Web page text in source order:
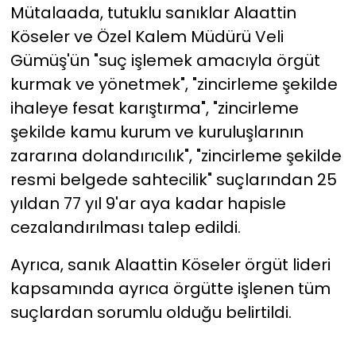
Mütalaada, tutuklu sanıklar Alaattin
Köseler ve Özel Kalem Müdürü Veli
Gümüş'ün "suç işlemek amacıyla örgüt
kurmak ve yönetmek", "zincirleme şekilde
ihaleye fesat karıştırma", "zincirleme
şekilde kamu kurum ve kuruluşlarının
zararına dolandırıcılık", "zincirleme şekilde
resmi belgede sahtecilik" suçlarından 25
yıldan 77 yıl 9'ar aya kadar hapisle
cezalandırılması talep edildi.
Ayrıca, sanık Alaattin Köseler örgüt lideri
kapsamında ayrıca örgütte işlenen tüm
suçlardan sorumlu olduğu belirtildi.